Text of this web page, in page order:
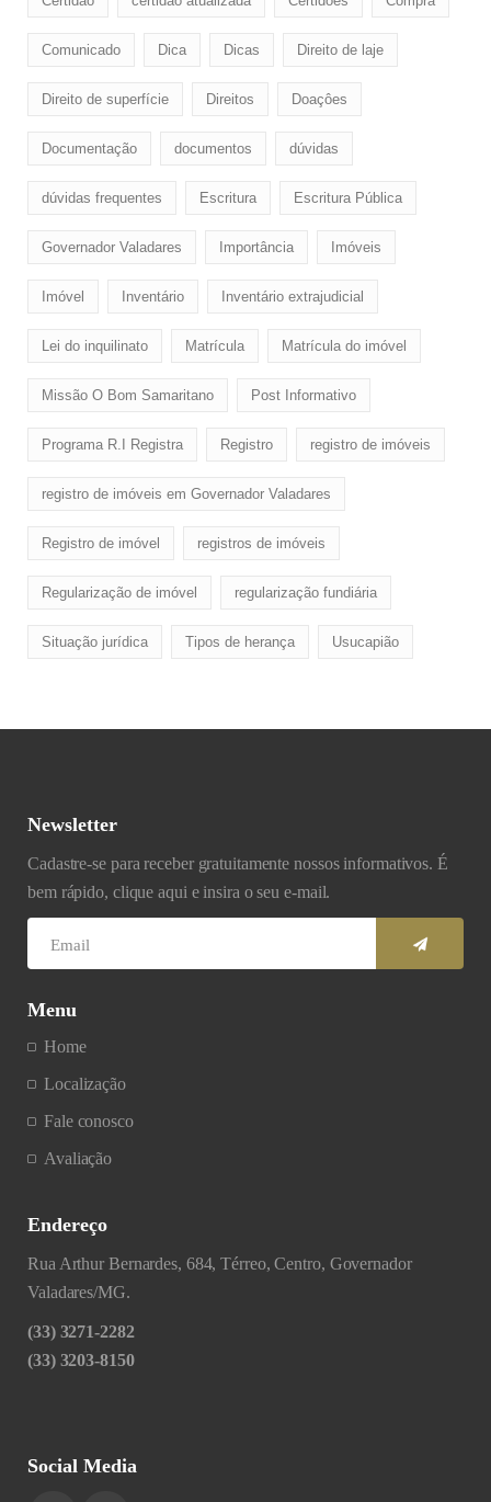
Comunicado Dica Dicas Direito de laje
Direito de superfície Direitos Doaçôes
Documentação documentos dúvidas
dúvidas frequentes Escritura Escritura Pública
Governador Valadares Importância Imóveis
Imóvel Inventário Inventário extrajudicial
Lei do inquilinato Matrícula Matrícula do imóvel
Missão O Bom Samaritano Post Informativo
Programa R.I Registra Registro registro de imóveis
registro de imóveis em Governador Valadares
Registro de imóvel registros de imóveis
Regularização de imóvel regularização fundiária
Situação jurídica Tipos de herança Usucapião
Newsletter
Cadastre-se para receber gratuitamente nossos informativos. É
bem rápido, clique aqui e insira o seu e-mail.
Menu
Home
Localização
Fale conosco
Avaliação
Endereço
Rua Arthur Bernardes, 684, Térreo, Centro, Governador
Valadares/MG.
(33) 3271-2282
(33) 3203-8150
Social Media